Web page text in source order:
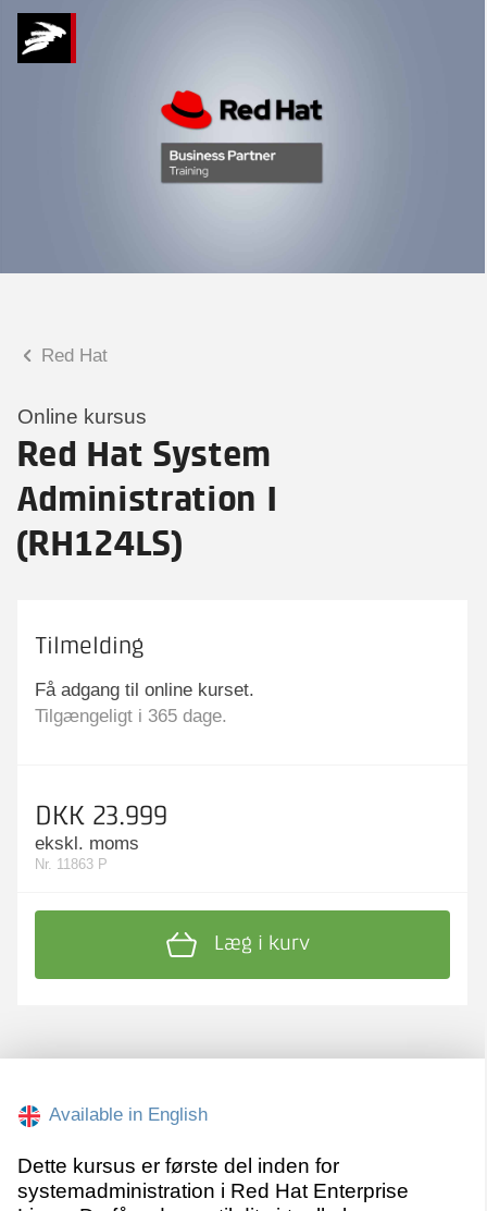
Red Hat
Online kursus
Red Hat System
Administration I
(RH124LS)
Tilmelding
Få adgang til online kurset.
Tilgængeligt i 365 dage.
DKK 23.999
ekskl. moms
Nr. 11863 P
Læg i kurv
Praktiske spørgsmål
dig med?
Available in English
Dette kursus er første del inden for
systemadministration i Red Hat Enterprise